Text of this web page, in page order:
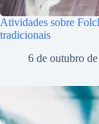
Atividades sobre
tradicionais
6 de outubro